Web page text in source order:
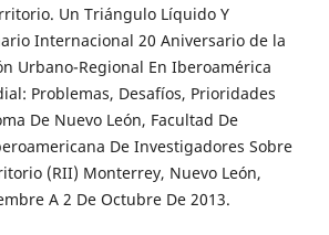
Un Triángulo Líquido Y
Internacional 20 Aniversario de la
Urbano-Regional En Iberoamérica
Problemas, Desafíos, Prioridades
De Nuevo León, Facultad De
De Investigadores Sobre
(RII) Monterrey, Nuevo León,
A 2 De Octubre De 2013.